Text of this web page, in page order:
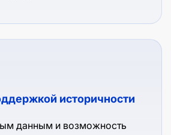
историчности
данным и возможность